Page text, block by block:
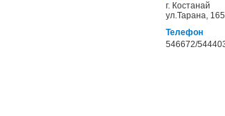
г. Костанай
ул.Тарана, 165
Телефон
546672/